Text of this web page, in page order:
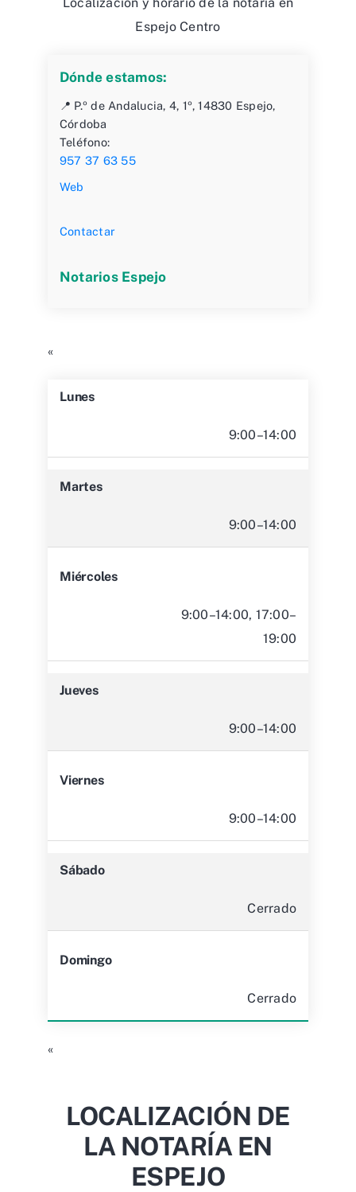
Espejo Centro
Dónde estamos:
📍 P.º de Andalucia, 4, 1º, 14830 Espejo,
Córdoba
Teléfono:
957 37 63 55
Web
Contactar
Notarios Espejo
«
Lunes
9:00–14:00
Martes
9:00–14:00
Miércoles
9:00–14:00, 17:00–
19:00
Jueves
9:00–14:00
Viernes
9:00–14:00
Sábado
Cerrado
Domingo
Cerrado
«
LOCALIZACIÓN DE
LA NOTARÍA EN
ESPEJO